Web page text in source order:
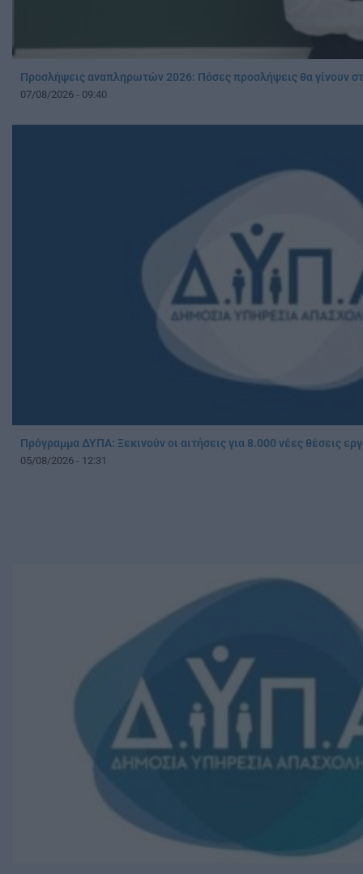
Προσλήψεις αναπληρωτών 2026: Πόσες προσλήψεις θα γίνουν
07/08/2026 - 09:40
Πρόγραμμα ΔΥΠΑ: Ξεκινούν οι αιτήσεις για 8.000 νέες θέσεις
05/08/2026 - 12:31